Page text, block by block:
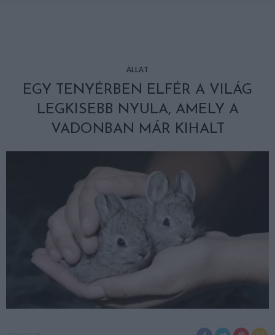
ÁLLAT
EGY TENYÉRBEN ELFÉR A VILÁG
LEGKISEBB NYULA, AMELY A
VADONBAN MÁR KIHALT